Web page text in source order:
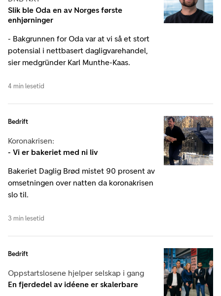
Slik ble Oda en av Norges første
enhjørninger
- Bakgrunnen for Oda var at vi så et stort
potensial i nettbasert dagligvarehandel,
sier medgründer Karl Munthe-Kaas.
4 min lesetid
Bedrift
Koronakrisen:
- Vi er bakeriet med ni liv
Bakeriet Daglig Brød mistet 90 prosent av
omsetningen over natten da koronakrisen
slo til.
3 min lesetid
Bedrift
Oppstartslosene hjelper selskap i gang
En fjerdedel av idéene er skalerbare